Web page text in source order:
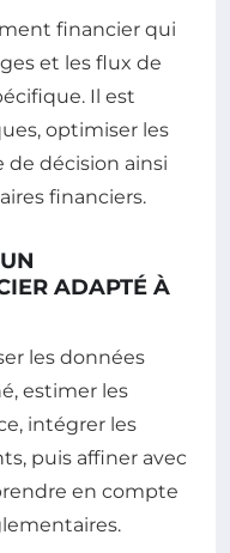
financier qui
et les flux de
Il est
optimiser les
de décision ainsi
financiers.
ADAPTÉ À
les données
estimer les
intégrer les
puis affiner avec
en compte